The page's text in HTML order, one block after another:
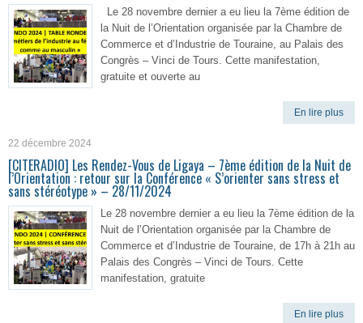
Le 28 novembre dernier a eu lieu la 7ème édition de
la Nuit de l’Orientation organisée par la Chambre de
Commerce et d’Industrie de Touraine, au Palais des
Congrès – Vinci de Tours. Cette manifestation,
gratuite et ouverte au
En lire plus
22 décembre 2024
[CITERADIO] Les Rendez-Vous de Ligaya – 7ème édition de la Nuit de
l’Orientation : retour sur la Conférence « S’orienter sans stress et
sans stéréotype » – 28/11/2024
Le 28 novembre dernier a eu lieu la 7ème édition de la
Nuit de l’Orientation organisée par la Chambre de
Commerce et d’Industrie de Touraine, de 17h à 21h au
Palais des Congrès – Vinci de Tours. Cette
manifestation, gratuite
En lire plus